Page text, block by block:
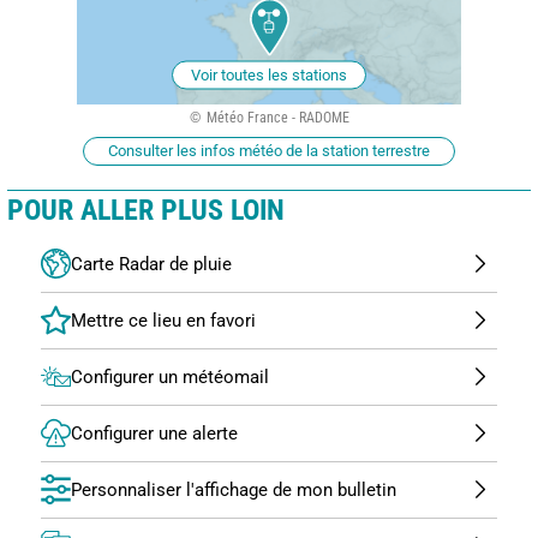
Voir toutes les stations
Météo France - RADOME
Consulter les infos météo de la station terrestre
POUR ALLER PLUS LOIN
Carte Radar de pluie
Configurer un météomail
Configurer une alerte
Personnaliser l'affichage de mon bulletin